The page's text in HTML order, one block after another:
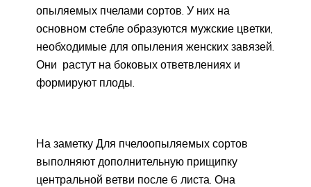
опыляемых пчелами сортов. У них на
основном стебле образуются мужские цветки,
необходимые для опыления женских завязей.
Они растут на боковых ответвлениях и
формируют плоды.
На заметку Для пчелоопыляемых сортов
выполняют дополнительную прищипку
центральной ветви после 6 листа. Она